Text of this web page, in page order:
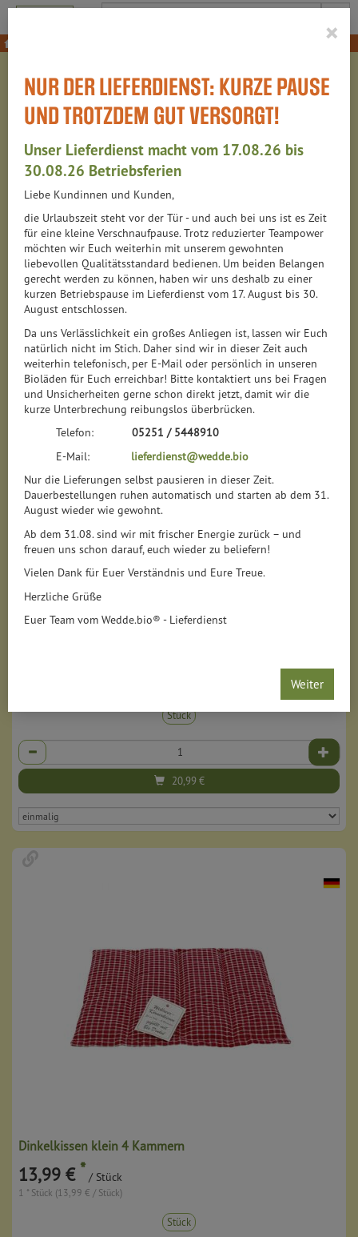
Produkt
×
NUR DER LIEFERDIENST: KURZE PAUSE
UND TROTZDEM GUT VERSORGT!
Unser Lieferdienst macht vom 17.08.26 bis
30.08.26 Betriebsferien
Liebe Kundinnen und Kunden,
die Urlaubszeit steht vor der Tür - und auch bei uns ist es Zeit
für eine kleine Verschnaufpause. Trotz reduzierter Teampower
möchten wir Euch weiterhin mit unserem gewohnten
liebevollen Qualitätsstandard bedienen. Um beiden Belangen
gerecht werden zu können, haben wir uns deshalb zu einer
kurzen Betriebspause im Lieferdienst vom 17. August bis 30.
August entschlossen.
Da uns Verlässlichkeit ein großes Anliegen ist, lassen wir Euch
natürlich nicht im Stich. Daher sind wir in dieser Zeit auch
weiterhin telefonisch, per E-Mail oder persönlich in unseren
Bioläden für Euch erreichbar! Bitte kontaktiert uns bei Fragen
und Unsicherheiten gerne schon direkt jetzt, damit wir die
kurze Unterbrechung reibungslos überbrücken.
Telefon: 05251 / 5448910
E-Mail: lieferdienst@wedde.bio
Nur die Lieferungen selbst pausieren in dieser Zeit.
Dauerbestellungen ruhen automatisch und starten ab dem 31.
August wieder wie gewohnt.
Ab dem 31.08. sind wir mit frischer Energie zurück – und
freuen uns schon darauf, euch wieder zu beliefern!
Vielen Dank für Euer Verständnis und Eure Treue.
Herzliche Grüße
Euer Team vom Wedde.bio® - Lieferdienst
Weiter
KRÄUTER- &
WÄRMEKISSEN
2 VON 6313
12
Hersteller Ernährung Allergene
Stück
Anzahl
20,99€
Dinkelkissen klein 4 Kammern
13,99 € * / Stück
1 * Stück (13,99 € / Stück)
Stück